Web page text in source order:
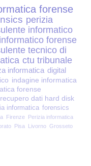
forense
perizia
informatico
forense
tecnico di
ctu tribunale
informatica digital
indagine informatica
forense
recupero dati hard disk
informatica forensics
Firenze Perizia informatica
Pisa Livorno Grosseto